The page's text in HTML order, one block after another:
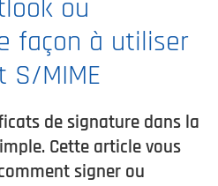
ou
façon à utiliser
S/MIME
de signature dans la
Cette article vous
signer ou